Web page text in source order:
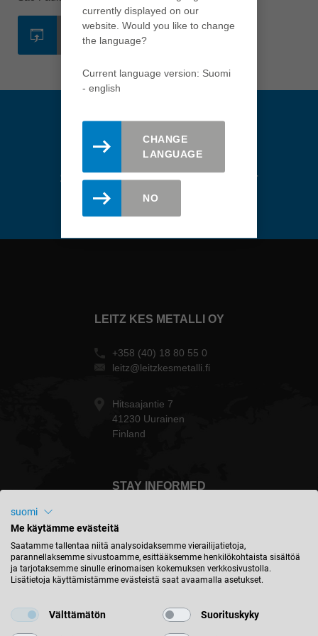
USA
english
Việt Nam
tiếng việt
ประเทศไทย
ไทย
Україна
WEBSITE
Stay updated. Register here for
the Leitz newsletter.
LEITZ KES METALLI OY
+358 (40) 18 80 55 0
leitz@leitzkesmetalli.fi
Hitsaajantie 7
41230 Uurainen
Finland
STAY INFORMED
Suomi - english
currently displayed on our
website. Would you like to change
the language?
Current language version: Suomi
- english
CHANGE
LANGUAGE
NO
suomi
Me käytämme evästeitä
Saatamme tallentaa niitä analysoidaksemme vierailijatietoja,
parannellaksemme sivustoamme, esittääksemme henkilökohtaista sisältöä
ja tarjotaksemme sinulle erinomaisen kokemuksen verkkosivustolla.
Lisätietoja käyttämistämme evästeistä saat avaamalla asetukset.
Välttämätön Suorituskyky